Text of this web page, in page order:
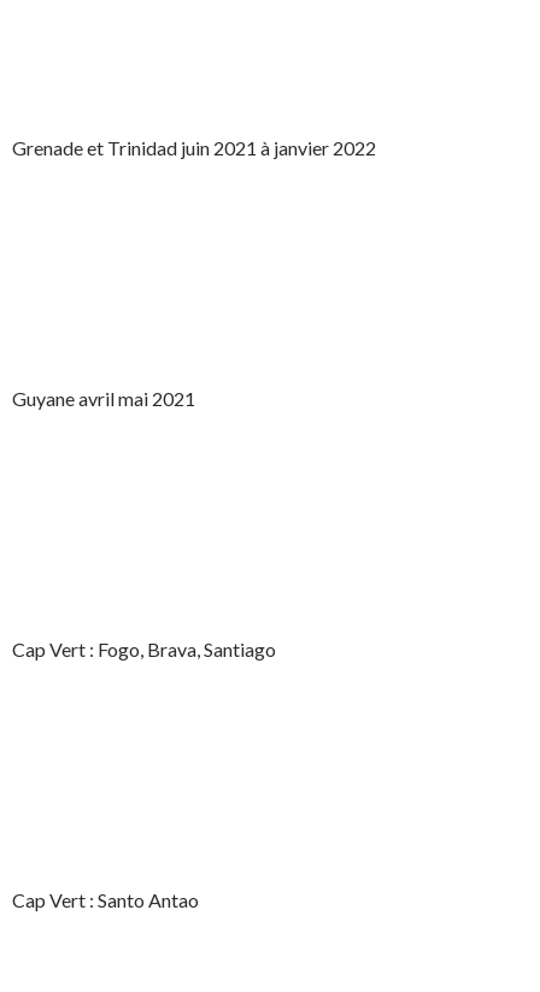
Grenade et Trinidad juin 2021 à janvier 2022
Guyane avril mai 2021
Cap Vert : Fogo, Brava, Santiago
Cap Vert : Santo Antao